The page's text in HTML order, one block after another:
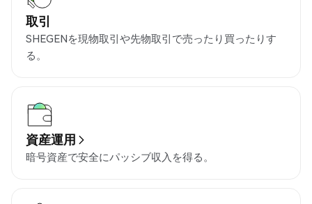
取引
SHEGENを現物取引や先物取引で売ったり買ったりす
る。
資産運用
暗号資産で安全にパッシブ収入を得る。